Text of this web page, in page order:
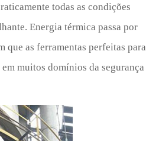
todas as condições
Energia térmica passa por
que as ferramentas perfeitas para
muitos domínios da segurança